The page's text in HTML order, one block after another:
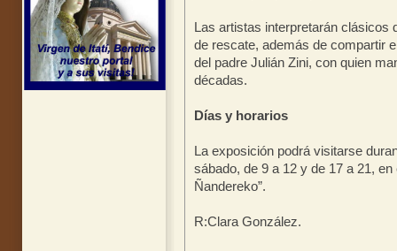
Las artistas interpretarán clásicos
de rescate, además de compartir
del padre Julián Zini, con quien
décadas.
Días y horarios
La exposición podrá visitarse
sábado, de 9 a 12 y de 17 a 21,
Ñandereko”.
R:Clara González.